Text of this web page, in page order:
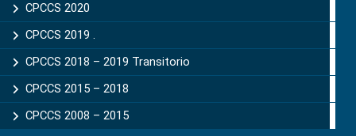
CPCCS 2020
CPCCS 2019 .
CPCCS 2018 – 2019 Transitorio
CPCCS 2015 – 2018
CPCCS 2008 – 2015